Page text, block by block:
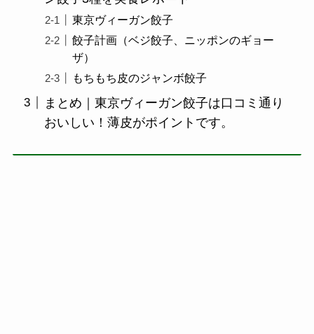
東京ヴィーガン餃子
餃子計画（ベジ餃子、ニッポンのギョー
ザ）
もちもち皮のジャンボ餃子
まとめ｜東京ヴィーガン餃子は口コミ通り
おいしい！薄皮がポイントです。